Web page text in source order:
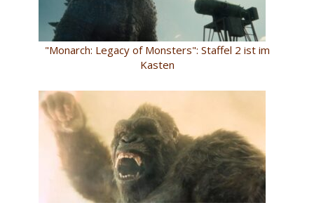
"Monarch: Legacy of Monsters": Staffel 2 ist im
Kasten